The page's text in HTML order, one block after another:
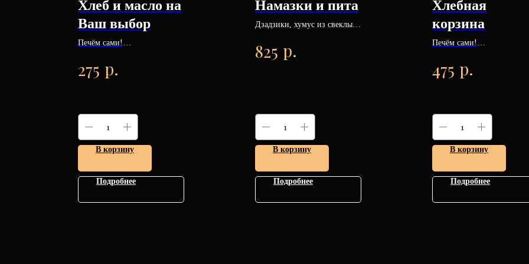
Хлеб и масло на
Ваш выбор
Печём сами!
Томатный с разнотравием.
Масло с зеленью и ароматом
275 р.
В корзину
Подробнее
Намазки и пита
Дзадзики, хумус из свеклы,
аджика, тапенад, бабагануш.
350/100 гр.
825 р.
В корзину
Подробнее
Хлебная
корзина
Печём сами!
гречишный,томатный с
разнотравием, палочки
прованскими травами.
490/25/25 гр.
475 р.
В корзину
Подробнее